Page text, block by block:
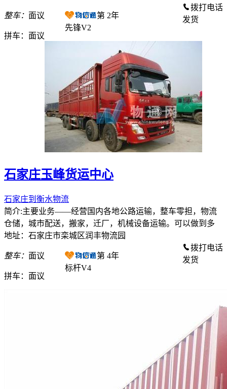
整车： 面议
拼车： 面议
第 2年
先锋V2
拨打电话
发货
石家庄玉峰货运中心
石家庄到衡水物流
简介:主要业务——经营国内各地公路运输，整车零担，物流
仓储，城市配送，搬家，迁厂，机械设备运输。可以做到多
地址：石家庄市栾城区润丰物流园
整车： 面议
拼车： 面议
第 4年
标杆V4
拨打电话
发货